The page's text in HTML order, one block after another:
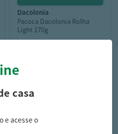
dacolonia
Pacoca Dacolonia Rolha
Light 170g
casa
e acesse o